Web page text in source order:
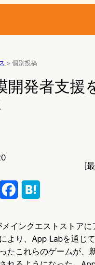
» 個別投稿
開発者支援
[
c
e
t
e
インクエストストア
より、App Labを通じ
たこれらのゲームが、